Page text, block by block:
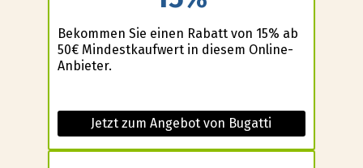
Bekommen Sie einen Rabatt von 15% ab
50€ Mindestkaufwert in diesem Online-
Anbieter.
Jetzt zum Angebot von Bugatti